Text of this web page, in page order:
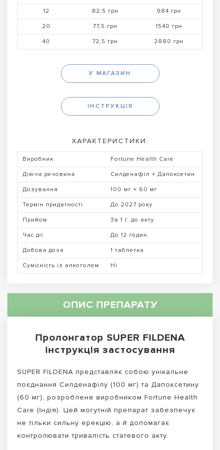
12 82,5 грн 984 грн
20 77,5 грн 1540 грн
40 72,5 грн 2880 грн
У МАГАЗИН
ІНСТРУКЦІЯ
ХАРАКТЕРИСТИКИ:
Виробник Fortune Health Care
Діюча речовина Силденафіл + Дапоксетин
Дозування 100 мг + 60 мг
Термін придатності До 2027 року
Прийом За 1 г. до акту
Час дії До 12 годин
Добова доза 1 таблетка
Сумісність із алкоголем Ні
ОПИС ПРЕПАРАТУ
Пролонгатор SUPER FILDENA
інструкція застосування
SUPER FILDENA представляє собою унікальне
поєднання Силденафілу (100 мг) та Дапоксетину
(60 мг), розроблене виробником Fortune Health
Care (Індія). Цей могутній препарат забезпечує
не тільки сильну ерекцію, а й допомагає
контролювати тривалість статевого акту.